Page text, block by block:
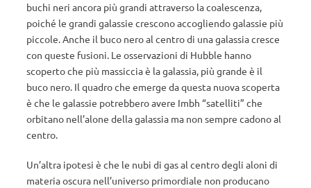
buchi neri ancora più grandi attraverso la coalescenza,
poiché le grandi galassie crescono accogliendo galassie più
piccole. Anche il buco nero al centro di una galassia cresce
con queste fusioni. Le osservazioni di Hubble hanno
scoperto che più massiccia è la galassia, più grande è il
buco nero. Il quadro che emerge da questa nuova scoperta
è che le galassie potrebbero avere Imbh “satelliti” che
orbitano nell’alone della galassia ma non sempre cadono al
centro.
Un’altra ipotesi è che le nubi di gas al centro degli aloni di
materia oscura nell’universo primordiale non producano